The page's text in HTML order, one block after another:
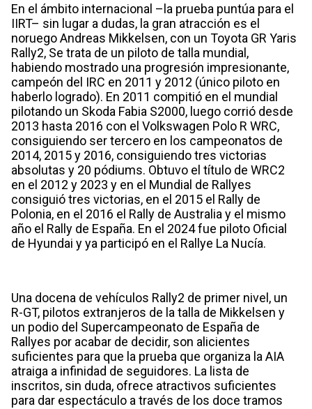
En el ámbito internacional –la prueba puntúa para el
IIRT– sin lugar a dudas, la gran atracción es el
noruego Andreas Mikkelsen, con un Toyota GR Yaris
Rally2, Se trata de un piloto de talla mundial,
habiendo mostrado una progresión impresionante,
campeón del IRC en 2011 y 2012 (único piloto en
haberlo logrado). En 2011 compitió en el mundial
pilotando un Skoda Fabia S2000, luego corrió desde
2013 hasta 2016 con el Volkswagen Polo R WRC,
consiguiendo ser tercero en los campeonatos de
2014, 2015 y 2016, consiguiendo tres victorias
absolutas y 20 pódiums. Obtuvo el título de WRC2
en el 2012 y 2023 y en el Mundial de Rallyes
consiguió tres victorias, en el 2015 el Rally de
Polonia, en el 2016 el Rally de Australia y el mismo
año el Rally de España. En el 2024 fue piloto Oficial
de Hyundai y ya participó en el Rallye La Nucía.
Una docena de vehículos Rally2 de primer nivel, un
R-GT, pilotos extranjeros de la talla de Mikkelsen y
un podio del Supercampeonato de España de
Rallyes por acabar de decidir, son alicientes
suficientes para que la prueba que organiza la AIA
atraiga a infinidad de seguidores. La lista de
inscritos, sin duda, ofrece atractivos suficientes
para dar espectáculo a través de los doce tramos